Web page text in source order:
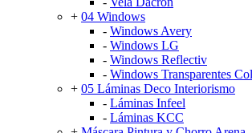
+ 04 Windows
- Windows Avery
- Windows LG
- Windows Reflectiv
- Windows Transparentes
+ 05 Láminas Deco Interiorismo
- Láminas Infeel
- Láminas KCC